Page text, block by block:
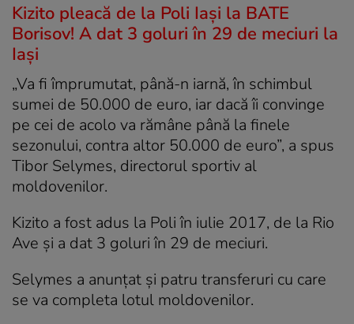
Kizito pleacă de la Poli Iași la BATE
Borisov! A dat 3 goluri în 29 de meciuri la
Iași
„Va fi împrumutat, până-n iarnă, în schimbul
sumei de 50.000 de euro, iar dacă îi convinge
pe cei de acolo va rămâne până la finele
sezonului, contra altor 50.000 de euro”, a spus
Tibor Selymes, directorul sportiv al
moldovenilor.
Kizito a fost adus la Poli în iulie 2017, de la Rio
Ave și a dat 3 goluri în 29 de meciuri.
Selymes a anunțat și patru transferuri cu care
se va completa lotul moldovenilor.